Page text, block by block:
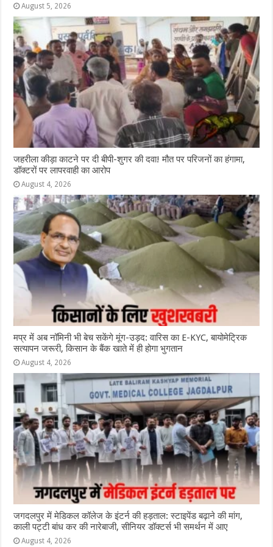
August 5, 2026
जहरीला कीड़ा काटने पर दी बीपी-शुगर की दवा! मौत पर परिजनों का हंगामा,
डॉक्टरों पर लापरवाही का आरोप
August 4, 2026
मप्र में अब नॉमिनी भी बेच सकेंगे मूंग-उड़द: वारिस का E-KYC, बायोमेट्रिक
सत्यापन जरूरी, किसान के बैंक खाते में ही होगा भुगतान
August 4, 2026
जगदलपुर में मेडिकल कॉलेज के इंटर्न की हड़ताल: स्टाइपेंड बढ़ाने की मांग,
काली पट्टी बांध कर की नारेबाजी, सीनियर डॉक्टर्स भी समर्थन में आए
August 4, 2026